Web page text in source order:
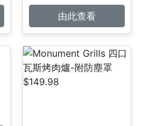
由此查看